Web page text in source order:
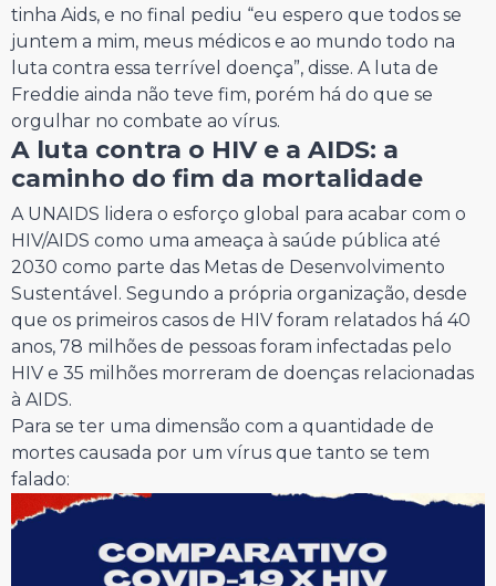
tinha Aids, e no final pediu “eu espero que todos se
juntem a mim, meus médicos e ao mundo todo na
luta contra essa terrível doença”, disse. A luta de
Freddie ainda não teve fim, porém há do que se
orgulhar no combate ao vírus.
A luta contra o HIV e a AIDS: a
caminho do fim da mortalidade
A UNAIDS lidera o esforço global para acabar com o
HIV/AIDS como uma ameaça à saúde pública até
2030 como parte das Metas de Desenvolvimento
Sustentável. Segundo a própria organização, desde
que os primeiros casos de HIV foram relatados há 40
anos, 78 milhões de pessoas foram infectadas pelo
HIV e 35 milhões morreram de doenças relacionadas
à AIDS.
Para se ter uma dimensão com a quantidade de
mortes causada por um vírus que tanto se tem
falado: